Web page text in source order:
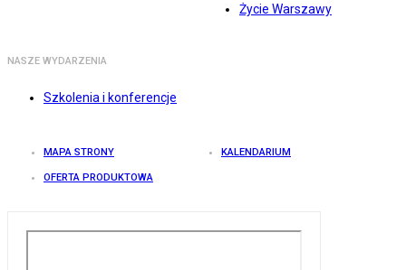
Życie Warszawy
NASZE WYDARZENIA
Szkolenia i konferencje
MAPA STRONY KALENDARIUM
OFERTA PRODUKTOWA